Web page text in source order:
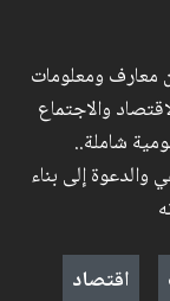
معارف ومعلومات
والاجتماع
شاملة..
إلى بناء
اقتصاد